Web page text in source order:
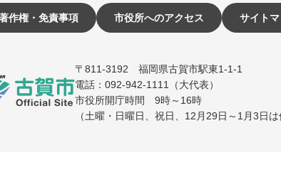
作権・免責事項 市役所へのアクセス サイト
〒811-3192 福岡県古賀市駅東1-1-1
電話：092-942-1111（大代表）
市役所開庁時間 9時～16時
（土曜・日曜日、祝日、12月29日～1月3日は